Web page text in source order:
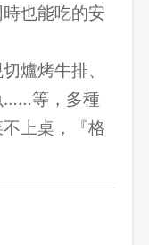
也能吃的安
爐烤牛排、
……等，多種
上桌，『格